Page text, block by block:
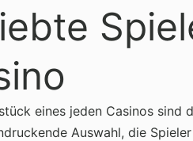
eines jeden Casinos sind
Auswahl, die